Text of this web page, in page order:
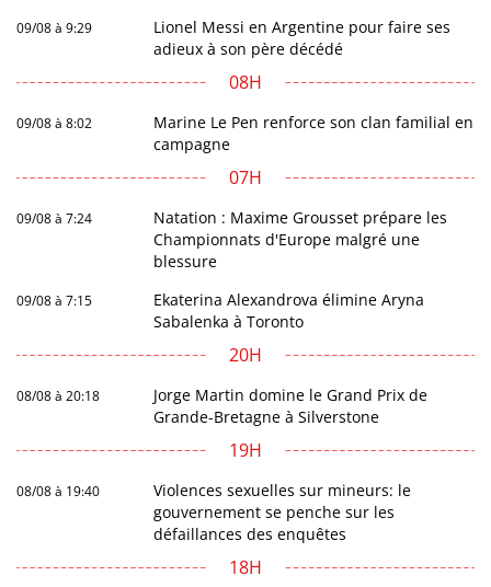
09/08 à 9:29
Lionel Messi en Argentine pour faire ses
adieux à son père décédé
08H
09/08 à 8:02
Marine Le Pen renforce son clan familial en
campagne
07H
09/08 à 7:24
Natation : Maxime Grousset prépare les
Championnats d'Europe malgré une
blessure
09/08 à 7:15
Ekaterina Alexandrova élimine Aryna
Sabalenka à Toronto
20H
08/08 à 20:18
Jorge Martin domine le Grand Prix de
Grande-Bretagne à Silverstone
19H
08/08 à 19:40
Violences sexuelles sur mineurs: le
gouvernement se penche sur les
défaillances des enquêtes
18H